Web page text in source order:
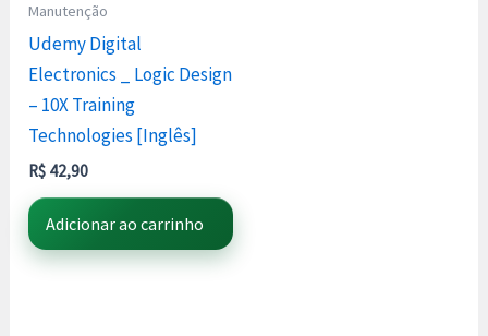
Manutenção
Udemy Digital
Electronics _ Logic Design
– 10X Training
Technologies [Inglês]
R$ 42,90
Adicionar ao carrinho